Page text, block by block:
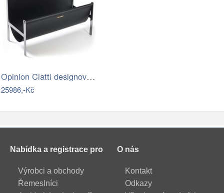
Opinion Ciatti designové stojany na…
25986,-Kč
Nabídka a registrace pro
Výrobci a obchody
Řemeslníci
O nás
Kontakt
Odkazy